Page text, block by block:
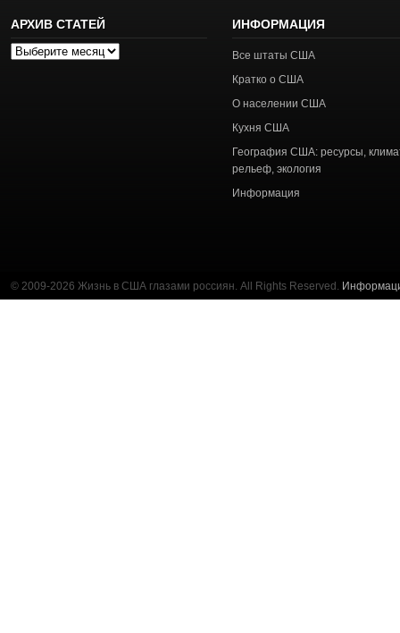
АРХИВ СТАТЕЙ
Архив
ИНФОРМАЦИЯ
Все штаты США
Кратко о США
О населении США
Кухня США
География США: ресурсы,
рельеф, экология
Информация
© 2009-2026 Жизнь в США глазами россиян. All Rights Reserved.